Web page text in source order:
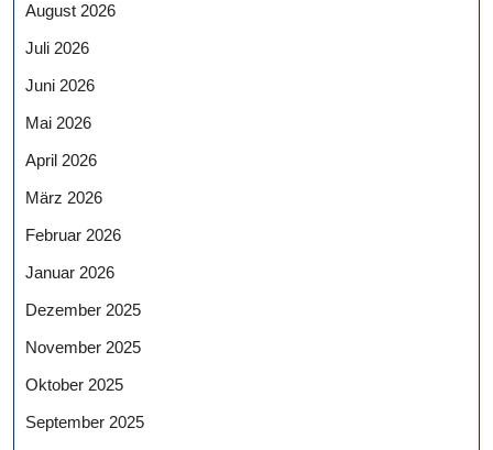
August 2026
Juli 2026
Juni 2026
Mai 2026
April 2026
März 2026
Februar 2026
Januar 2026
Dezember 2025
November 2025
Oktober 2025
September 2025